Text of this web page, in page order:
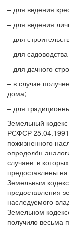
– для ведения
– для ведения
– для
– для
– для дачного
– в случае
дома;
– для
Земельный
РСФСР 25.04.1991
пожизненного
определён
случаев, в
предоставлены
Земельным
предоставления
наследуемого
Земельном
получило весьма